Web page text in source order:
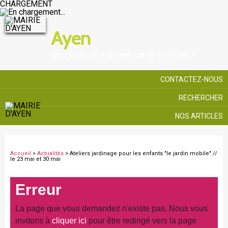
CHARGEMENT
Ayen
CONTACTEZ-NOUS
RECHERCHER
NOS ARTICLES
Accueil > Actualités > Ateliers jardinage pour les enfants "le jardin mobile" //
le 23 mai et 30 mai
Erreur
La page que vous demandez n'existe pas. Nous vous
invitons à cliquer ici pour être redirigé vers la page